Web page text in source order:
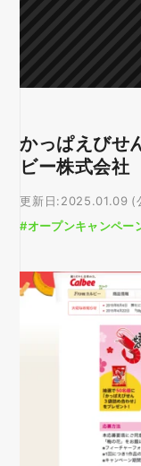
かっぱえびせ
ビー株式会社
更新日:2025.01.09
#オープンキャンペー